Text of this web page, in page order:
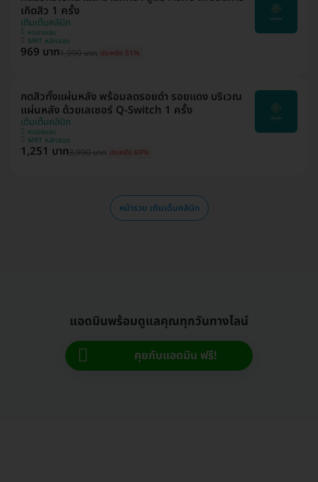
เกิดสิว 1 ครั้ง
เติมเต็มคลินิก
หนองแขม
MRT หลักสอง
969 บาท1,990 บาท ประหยัด 51%
กดสิวทั้งแผ่นหลัง พร้อมลดรอยดำ รอยแดง บริเวณ
แผ่นหลัง ด้วยเลเซอร์ Q-Switch 1 ครั้ง
เติมเต็มคลินิก
หนองแขม
MRT หลักสอง
1,251 บาท3,990 บาท ประหยัด 69%
หน้ารวม เติมเต็มคลินิก
แอดมินพร้อมดูแลคุณทุกวันทางไลน์
คุยกับแอดมิน ฟรี!